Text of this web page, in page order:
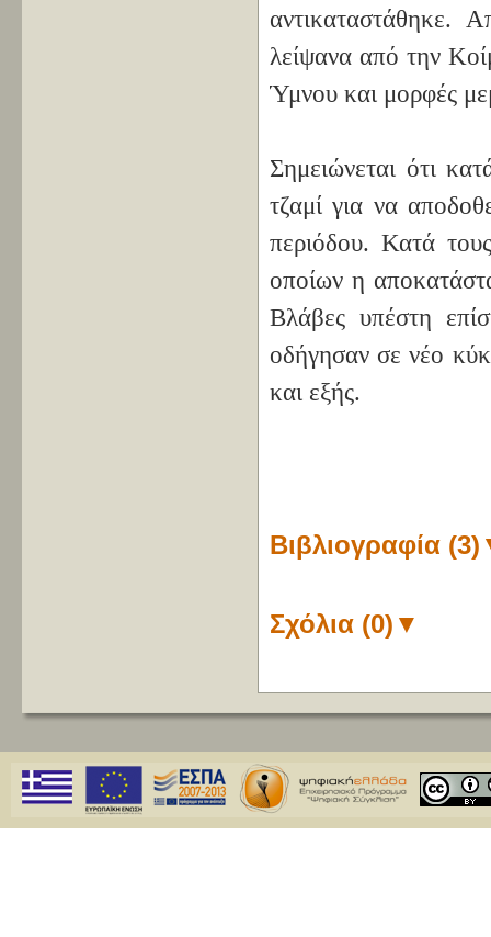
αντικαταστάθηκε.
λείψανα από την
Ύμνου και μορφές
Σημειώνεται ότι
τζαμί για να
περιόδου. Κατά
οποίων η
Βλάβες υπέστη
οδήγησαν σε νέο
και εξής.
Βιβλιογραφία (3)
Σχόλια (0) ▼